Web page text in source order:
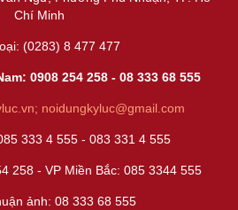
Chí Minh
(0283) 8 477 477
0908 254 258 -08 333 68 555
noidungkyluc@gmail.com
333 4 555 - 083 331 4 555
258 - VP Miền Bắc: 085 3344 555
ảnh:08 333 68 555